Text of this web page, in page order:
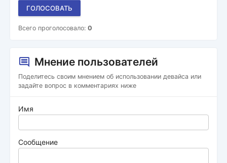
ГОЛОСОВАТЬ
Всего проголосовало: 0
Мнение пользователей
Поделитесь своим мнением об использовании девайса или
задайте вопрос в комментариях ниже
Имя
Сообщение